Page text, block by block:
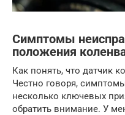
Симптомы
положения
Как понять, что датчик
Честно говоря,
несколько ключевых
обратить внимание. У